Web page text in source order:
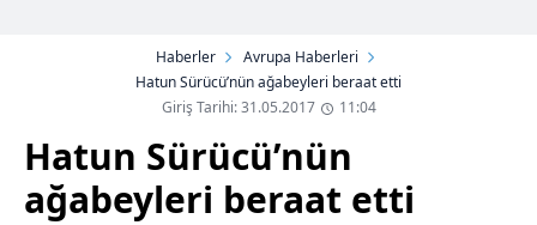
Haberler
Avrupa Haberleri
Hatun Sürücü’nün ağabeyleri beraat etti
Giriş Tarihi: 31.05.2017
11:04
Hatun Sürücü’nün
ağabeyleri beraat etti